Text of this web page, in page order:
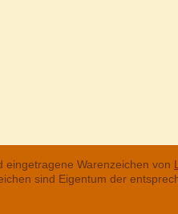
Warenzeichen von
sind Eigentum der